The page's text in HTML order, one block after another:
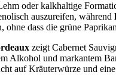
oder kalkhaltige
auszureifen, während
ohne dass die grüne
zeigt Cabernet
Alkohol und markantem
auf Kräuterwürze und